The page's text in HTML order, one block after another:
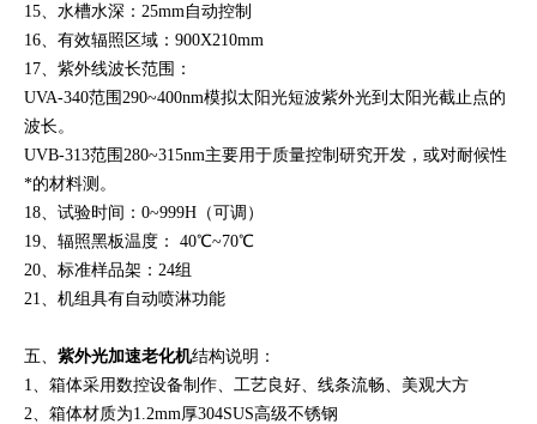
15、水槽水深：25mm自动控制
16、有效辐照区域：900X210mm
17、紫外线波长范围：
UVA-340范围290~400nm模拟太阳光短波紫外光到太阳光截止点的
波长。
UVB-313范围280~315nm主要用于质量控制研究开发，或对耐候性
*的材料测。
18、试验时间：0~999H（可调）
19、辐照黑板温度： 40℃~70℃
20、标准样品架：24组
21、机组具有自动喷淋功能
五、 紫外光加速老化机结构说明：
1、箱体采用数控设备制作、工艺良好、线条流畅、美观大方
2、箱体材质为1.2mm厚304SUS高级不锈钢